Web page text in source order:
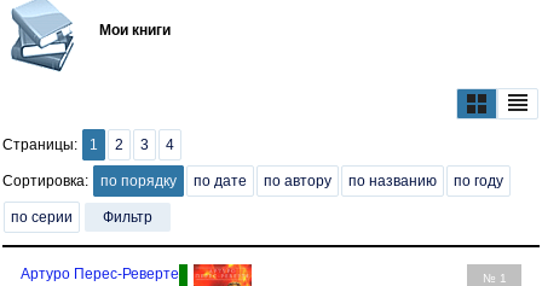
Мои книги
Страницы: 1 2 3 4
Сортировка: по порядку по дате по автору по названию по году
по серии Фильтр
№ 1
Артуро Перес-Реверте